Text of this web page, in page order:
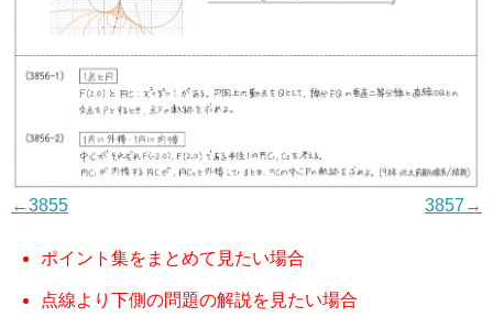
←3855 3857→
ポイント集をまとめて見たい場合
点線より下側の問題の解説を見たい場合